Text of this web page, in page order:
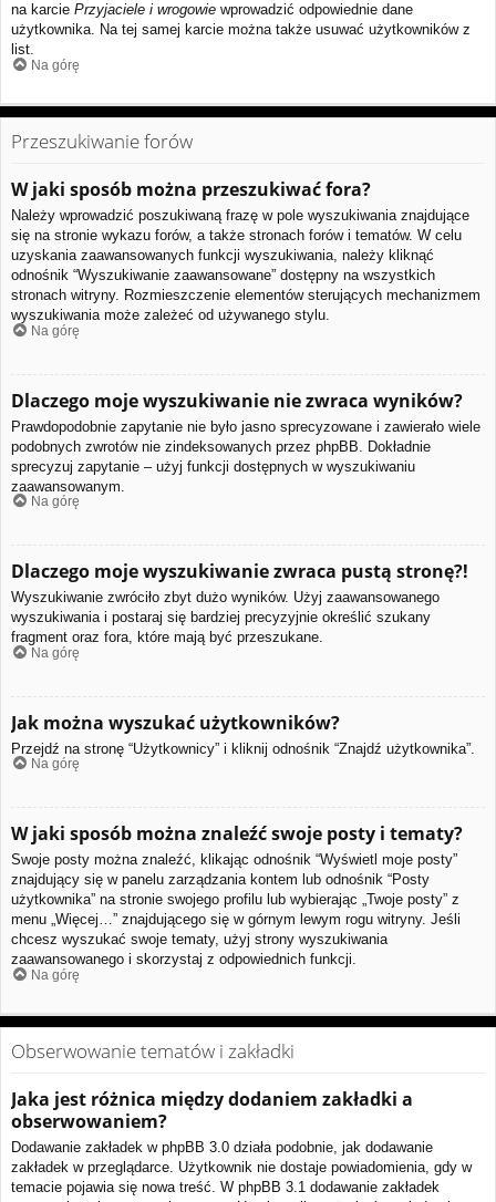
na karcie Przyjaciele i wrogowie wprowadzić odpowiednie dane
użytkownika. Na tej samej karcie można także usuwać użytkowników z
list.
Na górę
Przeszukiwanie forów
W jaki sposób można przeszukiwać fora?
Należy wprowadzić poszukiwaną frazę w pole wyszukiwania znajdujące
się na stronie wykazu forów, a także stronach forów i tematów. W celu
uzyskania zaawansowanych funkcji wyszukiwania, należy kliknąć
odnośnik “Wyszukiwanie zaawansowane” dostępny na wszystkich
stronach witryny. Rozmieszczenie elementów sterujących mechanizmem
wyszukiwania może zależeć od używanego stylu.
Na górę
Dlaczego moje wyszukiwanie nie zwraca wyników?
Prawdopodobnie zapytanie nie było jasno sprecyzowane i zawierało wiele
podobnych zwrotów nie zindeksowanych przez phpBB. Dokładnie
sprecyzuj zapytanie – użyj funkcji dostępnych w wyszukiwaniu
zaawansowanym.
Na górę
Dlaczego moje wyszukiwanie zwraca pustą stronę?!
Wyszukiwanie zwróciło zbyt dużo wyników. Użyj zaawansowanego
wyszukiwania i postaraj się bardziej precyzyjnie określić szukany
fragment oraz fora, które mają być przeszukane.
Na górę
Jak można wyszukać użytkowników?
Przejdź na stronę “Użytkownicy” i kliknij odnośnik “Znajdź użytkownika”.
Na górę
W jaki sposób można znaleźć swoje posty i tematy?
Swoje posty można znaleźć, klikając odnośnik “Wyświetl moje posty”
znajdujący się w panelu zarządzania kontem lub odnośnik “Posty
użytkownika” na stronie swojego profilu lub wybierając „Twoje posty” z
menu „Więcej…” znajdującego się w górnym lewym rogu witryny. Jeśli
chcesz wyszukać swoje tematy, użyj strony wyszukiwania
zaawansowanego i skorzystaj z odpowiednich funkcji.
Na górę
Obserwowanie tematów i zakładki
Jaka jest różnica między dodaniem zakładki a
obserwowaniem?
Dodawanie zakładek w phpBB 3.0 działa podobnie, jak dodawanie
zakładek w przeglądarce. Użytkownik nie dostaje powiadomienia, gdy w
temacie pojawia się nowa treść. W phpBB 3.1 dodawanie zakładek